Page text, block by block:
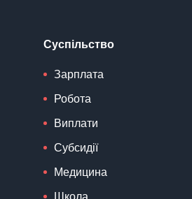
Суспільство
Зарплата
Робота
Виплати
Субсидії
Медицина
Школа